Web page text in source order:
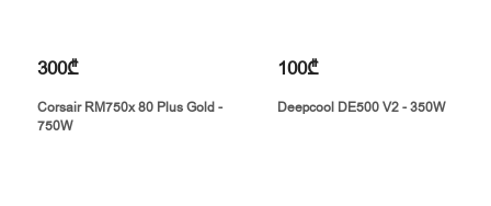
300₾
Corsair RM750x 80 Plus Gold -
750W
100₾
Deepcool DE500 V2 - 350W